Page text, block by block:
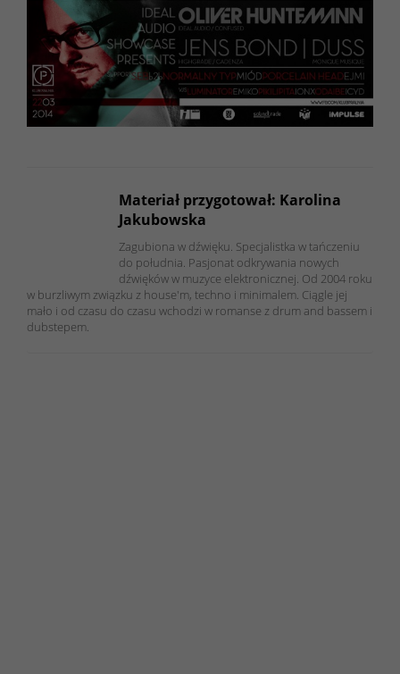
Materiał przygotował: Karolina
Jakubowska
Zagubiona w dźwięku. Specjalistka w tańczeniu
do południa. Pasjonat odkrywania nowych
dźwięków w muzyce elektronicznej. Od 2004 roku
w burzliwym związku z house'm, techno i minimalem. Ciągle jej
mało i od czasu do czasu wchodzi w romanse z drum and bassem i
dubstepem.